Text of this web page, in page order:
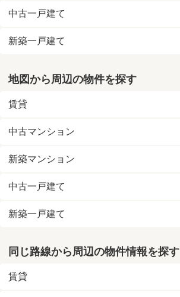
中古一戸建て
新築一戸建て
地図から周辺の物件を探す
賃貸
中古マンション
新築マンション
中古一戸建て
新築一戸建て
同じ路線から周辺の物件情報を探す
賃貸